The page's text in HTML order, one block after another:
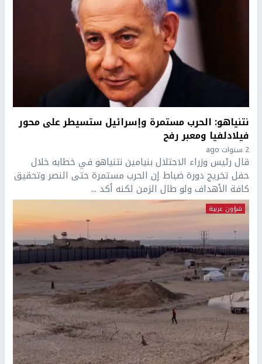
نتنياهو: الحرب مستمرة وإسرائيل ستسيطر على محور
فيلادلفيا ومعبر رفح
2 سنوات ago
قال رئيس وزراء الاحتلال بنيامين نتنياهو في خطابه خلال
حفل تخريج دورة ضباط إن الحرب مستمرة حتى النصر وتحقيق
كافة الأهداف ولو طال الزمن لكنه أكد ...
شؤون عربية